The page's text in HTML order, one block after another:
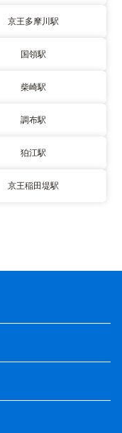
京王多摩川駅
国領駅
柴崎駅
調布駅
狛江駅
京王稲田堤駅